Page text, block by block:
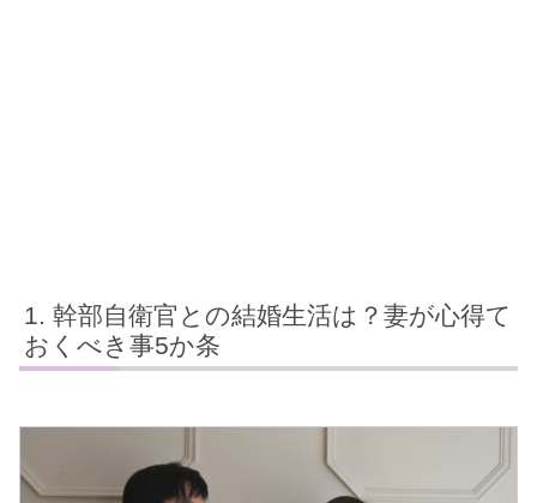
幹部自衛官との結婚生活は？妻が心得て
おくべき事5か条